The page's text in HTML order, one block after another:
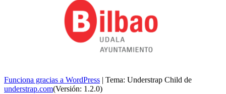
Funciona gracias a WordPress | Tema: Understrap Child de
understrap.com(Versión: 1.2.0)